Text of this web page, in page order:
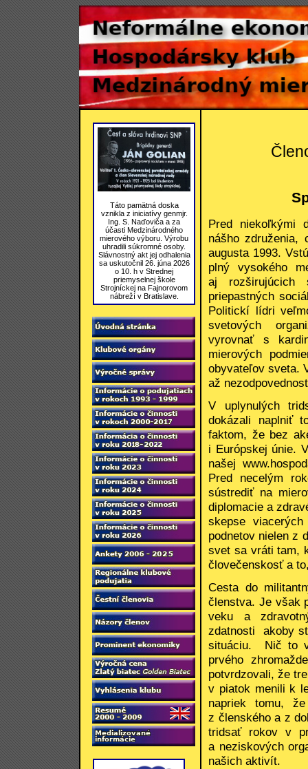
Táto pamätná doska
vznikla z iniciatívy genmjr.
Ing. S. Naďoviča a za
účasti Medzinárodného
mierového výboru. Výrobu
uhradili súkromné osoby.
Slávnostný akt jej odhalenia
sa uskutočnil 26. júna 2026
o 10. h v Strednej
priemyselnej škole
Strojníckej na Fajnorovom
nábreží v Bratislave.
Pred niekoľkými
nášho združenia,
augusta 1993.
plný vysokého
aj rozširujúcich
priepastných
Politickí lídri
svetových
vyrovnať s
mierových
obyvateľov sveta.
až
V uplynulých
dokázali naplniť
faktom, že bez
i Európskej únie.
našej
Pred necelým
sústrediť na
diplomacie a
skepse
podnetov nielen z
svet sa vráti tam,
človečenskosť a
Cesta do
členstva. Je však
veku a
zdatnosti akoby
situáciu. Nič to
prvého
potvrdzovali, že
v piatok menili k
napriek tomu,
z členského a z
tridsať rokov v
a neziskových
našich aktivít.